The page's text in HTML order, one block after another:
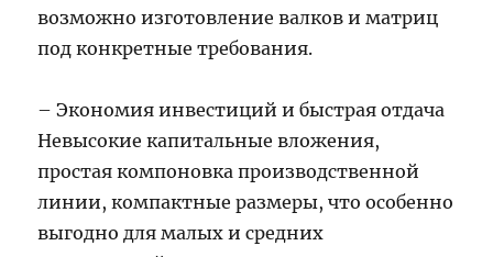
возможно изготовление валков и матриц
под конкретные требования.
– Экономия инвестиций и быстрая отдача
Невысокие капитальные вложения,
простая компоновка производственной
линии, компактные размеры, что особенно
выгодно для малых и средних